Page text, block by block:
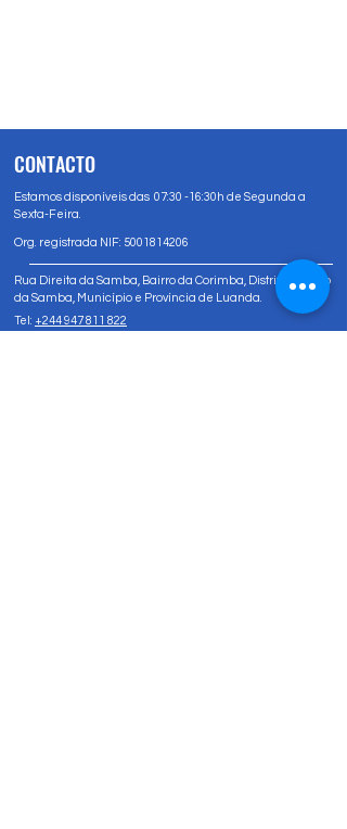
CONTACTO
Estamos disponíveis das 07:30 -16:30h de Segunda a
Sexta-Feira.
Org. registrada NIF: 5001814206
Rua Direita da Samba, Bairro da Corimba, Distrito Urbano
da Samba, Município e Província de Luanda.
Tel: +244 947 811 822